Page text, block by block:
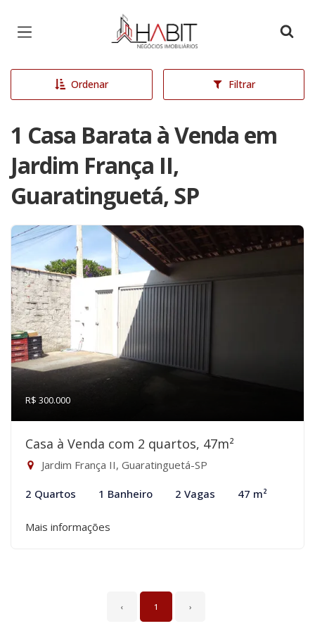
Página inicial
Ordenar Filtrar
1 Casa Barata à Venda em
Jardim França II,
Guaratinguetá, SP
R$ 300.000
Casa à Venda com 2 quartos, 47m²
Jardim França II, Guaratinguetá-SP
2 Quartos 1 Banheiro 2 Vagas 47 m²
Mais informações
‹ 1 ›